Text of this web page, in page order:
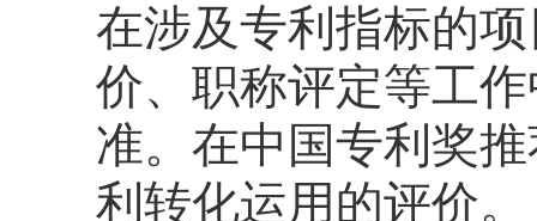
在涉及专利指标的
价、职称评定等工
准。在中国专利奖
利转化运用的评价